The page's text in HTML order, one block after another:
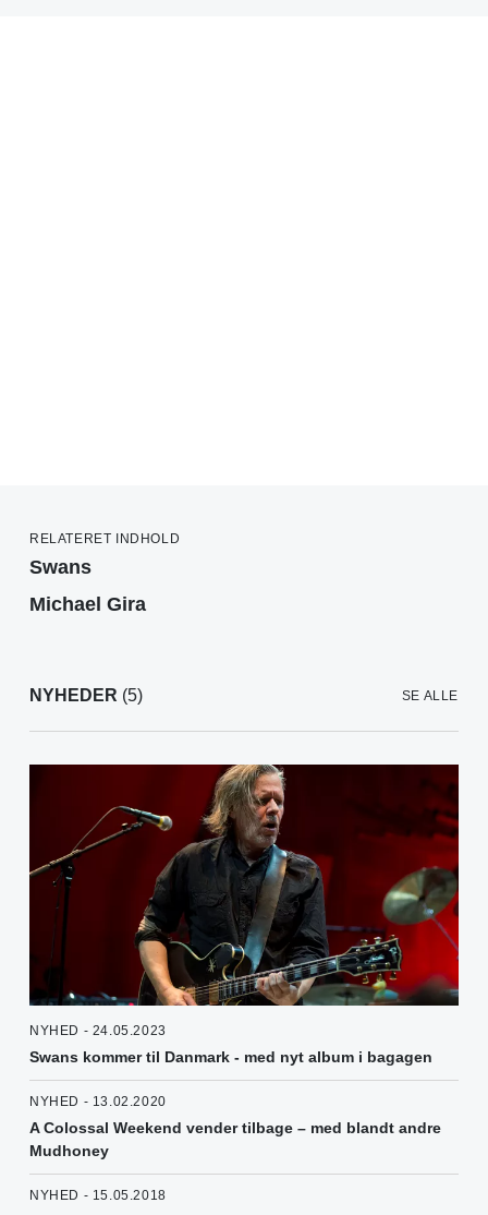
RELATERET INDHOLD
Swans
Michael Gira
NYHEDER (5) SE ALLE
NYHED - 24.05.2023
Swans kommer til Danmark - med nyt album i bagagen
NYHED - 13.02.2020
A Colossal Weekend vender tilbage – med blandt andre
Mudhoney
NYHED - 15.05.2018